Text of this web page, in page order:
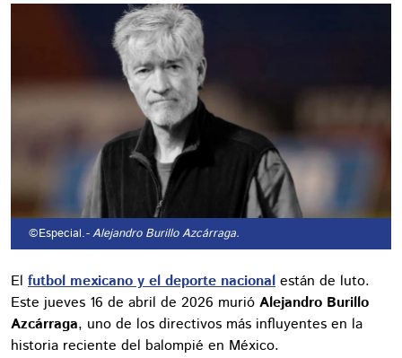
©Especial.- Alejandro Burillo Azcárraga.
El futbol mexicano y el deporte nacional están de luto.
Este jueves 16 de abril de 2026 murió Alejandro Burillo
Azcárraga, uno de los directivos más influyentes en la
historia reciente del balompié en México.